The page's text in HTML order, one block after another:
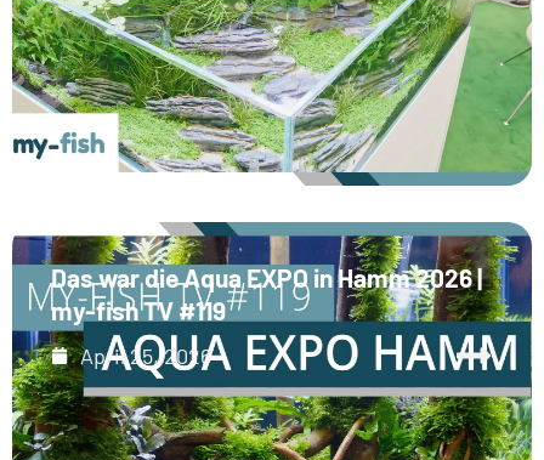
Das war die Aqua EXPO in Hamm 2026 |
my-fish TV #119
April 25, 2026